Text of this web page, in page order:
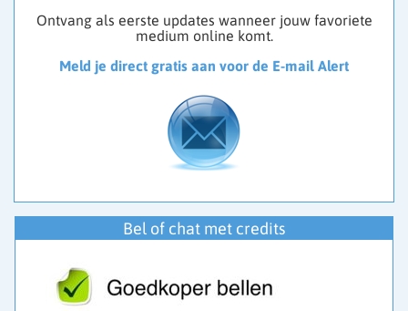
Ontvang als eerste updates wanneer jouw favoriete
medium online komt.
Meld je direct gratis aan voor de E-mail Alert
Bel of chat met credits